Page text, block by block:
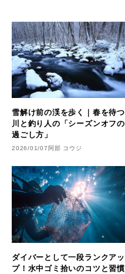
雪解け前の渓を歩く｜春を待つ
川と釣り人の「シーズンオフの
過ごし方」
2026/01/07 阿部 コウジ
ダイバーとして一段ランクアッ
プ！水中ゴミ拾いのコツと習慣